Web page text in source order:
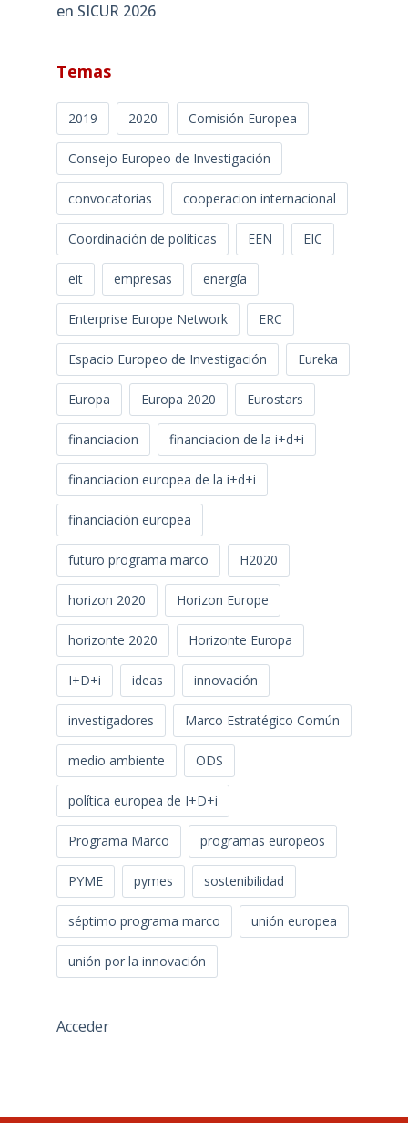
en SICUR 2026
Temas
2019 2020 Comisión Europea
Consejo Europeo de Investigación
convocatorias cooperacion internacional
Coordinación de políticas EEN EIC
eit empresas energía
Enterprise Europe Network ERC
Espacio Europeo de Investigación Eureka
Europa Europa 2020 Eurostars
financiacion financiacion de la i+d+i
financiacion europea de la i+d+i
financiación europea
futuro programa marco H2020
horizon 2020 Horizon Europe
horizonte 2020 Horizonte Europa
I+D+i ideas innovación
investigadores Marco Estratégico Común
medio ambiente ODS
política europea de I+D+i
Programa Marco programas europeos
PYME pymes sostenibilidad
séptimo programa marco unión europea
unión por la innovación
Acceder